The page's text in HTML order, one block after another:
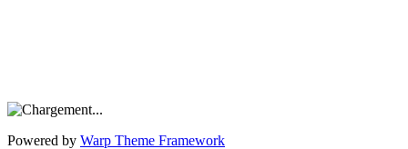
Powered by Warp Theme Framework